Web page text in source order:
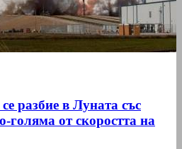
разбие в Луната със
голяма от скоростта на